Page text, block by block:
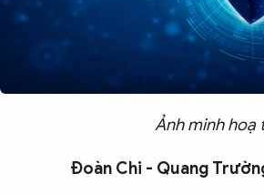
Ảnh minh hoạ
Đoàn Chi - Quang